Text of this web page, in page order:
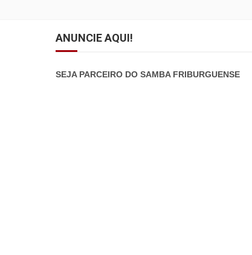
ANUNCIE AQUI!
SEJA PARCEIRO DO SAMBA FRIBURGUENSE